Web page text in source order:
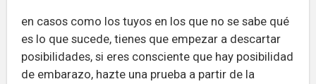
en casos como los tuyos en los que no se sabe qué
es lo que sucede, tienes que empezar a descartar
posibilidades, si eres consciente que hay posibilidad
de embarazo, hazte una prueba a partir de la